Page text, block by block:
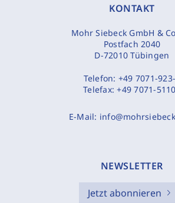
KONTAKT
Mohr Siebeck GmbH &
Postfach 2040
D-72010 Tübingen
Telefon: +49 7071-
Telefax:+49 7071-
E-Mail:
NEWSLETTER
Jetzt abonnieren